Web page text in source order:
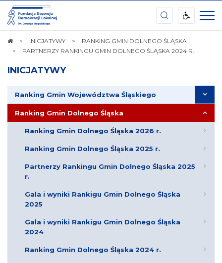
Ośrodek
Kształcenia
Samorządu
Terytorialnego
Pańki
STRONA
GŁÓWNA
INICJATYWY
RANKING GMIN DOLNEGO ŚLĄSKA
PARTNERZY RANKINGU GMIN DOLNEGO ŚLĄSKA 2024 R.
INICJATYWY
Ranking Gmin Województwa Śląskiego
Ranking Gmin Dolnego Śląska
Ranking Gmin Dolnego Śląska 2026 r.
Ranking Gmin Dolnego Śląska 2025 r.
Partnerzy Rankingu Gmin Dolnego Śląska 2025
r.
Gala i wyniki Rankigu Gmin Dolnego Śląska
2025
Gala i wyniki Rankigu Gmin Dolnego Śląska
2024
Ranking Gmin Dolnego Śląska 2024 r.